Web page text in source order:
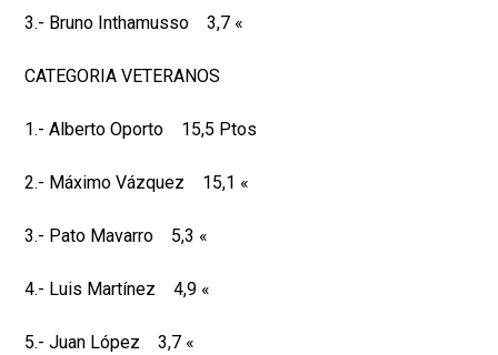
3.- Bruno Inthamusso 3,7 «
CATEGORIA VETERANOS
1.- Alberto Oporto 15,5 Ptos
2.- Máximo Vázquez 15,1 «
3.- Pato Mavarro 5,3 «
4.- Luis Martínez 4,9 «
5.- Juan López 3,7 «